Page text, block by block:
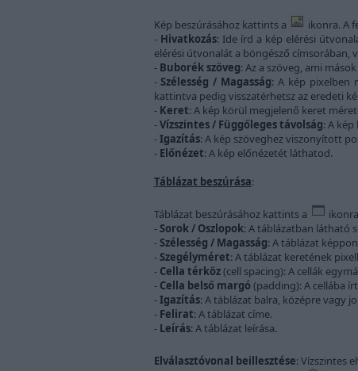
Kép beszúrásához kattints a
ikonra. A
- Hivatkozás: Ide írd a kép elérési
elérési útvonalát a böngésző
- Buborék szöveg: Az a szöveg, ami
-Szélesség / Magasság: A kép pixelben
kattintva pedig visszatérhetsz az eredeti
- Keret: A kép körül megjelenő keret
-Vízszintes / Függőleges távolság: A
-Igazítás: A kép szöveghez viszonyított
- Előnézet: A kép előnézetét láthatod.
Táblázat beszúrása:
Táblázat beszúrásához kattints a
-Sorok / Oszlopok: A táblázatban látható
-Szélesség / Magasság: A táblázat
-Szegélyméret: A táblázat keretének
- Cella térköz(cell spacing): A cellák
- Cella belső margó(padding): A cellába
-Igazítás: A táblázat balra, középre vagy
- Felirat: A táblázat címe.
- Leírás: A táblázat leírása.
Elválasztóvonal beillesztése: Vízszintes